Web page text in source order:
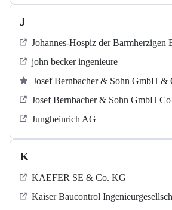
J
Johannes-Hospiz der Barmherzigen
john becker ingenieure
Josef Bernbacher & Sohn GmbH &
Josef Bernbacher & Sohn GmbH
Jungheinrich AG
K
KAEFER SE & Co. KG
Kaiser Baucontrol